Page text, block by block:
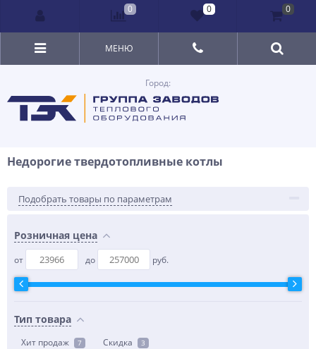
Город:
МЕНЮ
Недорогие твердотопливные котлы
Подобрать товары по параметрам
Розничная цена
от до руб.
Тип товара
Хит продаж 7 Скидка 3
0 0 0